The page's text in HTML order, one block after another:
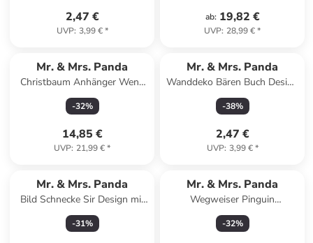
2,47 €
UVP: 3,99 €*
ab: 19,82 €
UVP: 28,99 €*
Mr. & Mrs. Panda
Christbaum Anhänger Wenn
Papa es nicht reparier... in
Weiß
-32%
14,85 €
UVP: 21,99 €*
Mr. & Mrs. Panda
Wanddeko Bären Buch Design
ohne Spruch in Weiß
-38%
2,47 €
UVP: 3,99 €*
Mr. & Mrs. Panda
Bild Schnecke Sir Design mit
Spruch in Weiß
-31%
Mr. & Mrs. Panda
Wegweiser Pinguin
Weihnachtsbaum Design mit
Spruch in Weiß
-32%